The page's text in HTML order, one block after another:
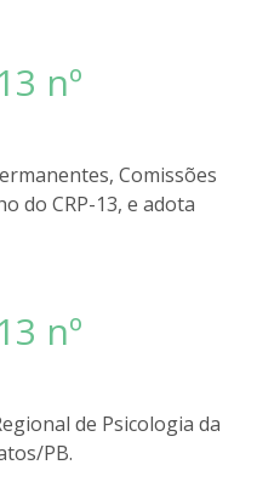
nº
Comissões
do CRP-13, e adota
nº
de Psicologia da
PB.